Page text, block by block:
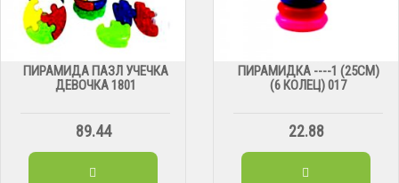
ПИРАМИДА ПАЗЛ УЧЕЧКА
ДЕВОЧКА 1801
89.44
ПИРАМИДКА ----1 (25СМ)
(6 КОЛЕЦ) 017
22.88